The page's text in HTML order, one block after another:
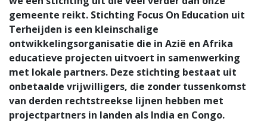
gemeente reikt. Stichting Focus On Education uit
Terheijden is een kleinschalige
ontwikkelingsorganisatie die in Azië en Afrika
educatieve projecten uitvoert in samenwerking
met lokale partners. Deze stichting bestaat uit
onbetaalde vrijwilligers, die zonder tussenkomst
van derden rechtstreekse lijnen hebben met
projectpartners in landen als India en Congo.